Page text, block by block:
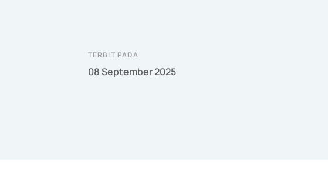
TERBIT PADA
08 September 2025